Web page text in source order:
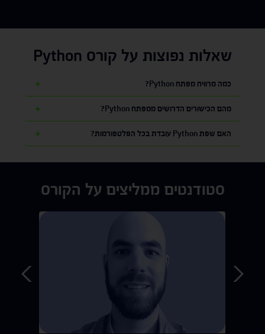
שאלות נפוצות על קורס Python
כמה מרוויח מפתח Python?
מהם הכישורים הדרושים ממפתח Python?
האם שפת Python עובדת בכל הפלטפורמות?
סטודנטים ממליצים על הקורס